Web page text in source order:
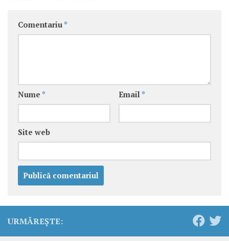
Comentariu *
Nume * Email *
Site web
URMĂREȘTE: